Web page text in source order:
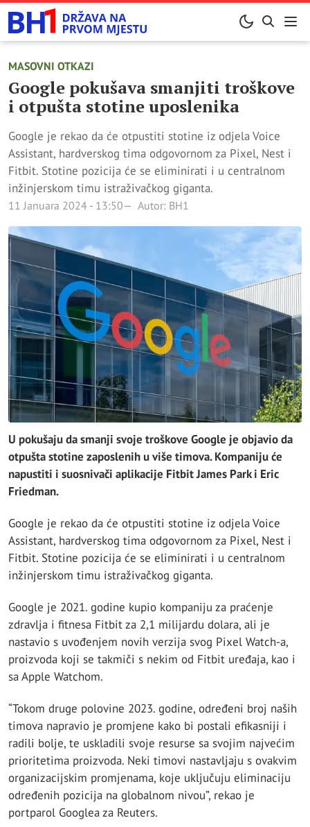
MASOVNI OTKAZI
Google pokušava smanjiti troškove
i otpušta stotine uposlenika
Google je rekao da će otpustiti stotine iz odjela Voice
Assistant, hardverskog tima odgovornom za Pixel, Nest i
Fitbit. Stotine pozicija će se eliminirati i u centralnom
inžinjerskom timu istraživačkog giganta.
11 Januara 2024 - 13:50 Autor: BH1
U pokušaju da smanji svoje troškove Google je objavio da
otpušta stotine zaposlenih u više timova. Kompaniju će
napustiti i suosnivači aplikacije Fitbit James Park i Eric
Friedman.
Google je rekao da će otpustiti stotine iz odjela Voice
Assistant, hardverskog tima odgovornom za Pixel, Nest i
Fitbit. Stotine pozicija će se eliminirati i u centralnom
inžinjerskom timu istraživačkog giganta.
Google je 2021. godine kupio kompaniju za praćenje
zdravlja i fitnesa Fitbit za 2,1 milijardu dolara, ali je
nastavio s uvođenjem novih verzija svog Pixel Watch-a,
proizvoda koji se takmiči s nekim od Fitbit uređaja, kao i
sa Apple Watchom.
“Tokom druge polovine 2023. godine, određeni broj naših
timova napravio je promjene kako bi postali efikasniji i
radili bolje, te uskladili svoje resurse sa svojim najvećim
prioritetima proizvoda. Neki timovi nastavljaju s ovakvim
organizacijskim promjenama, koje uključuju eliminaciju
određenih pozicija na globalnom nivou”, rekao je
portparol Googlea za Reuters.